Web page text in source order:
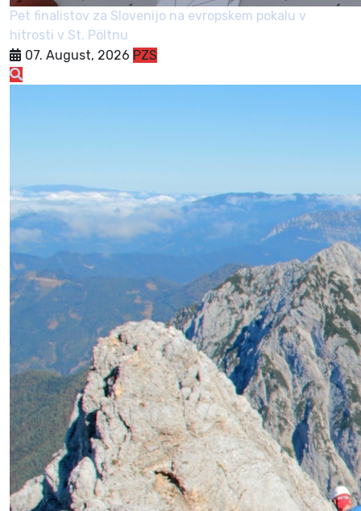
Pet finalistov za Slovenijo na evropskem pokalu v
hitrosti v St. Pöltnu
07. August, 2026 PZS